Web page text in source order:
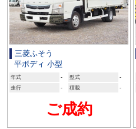
三菱ふそう
平ボディ 小型
年式 - 型式
-
走行
- 積載 -
ご成約